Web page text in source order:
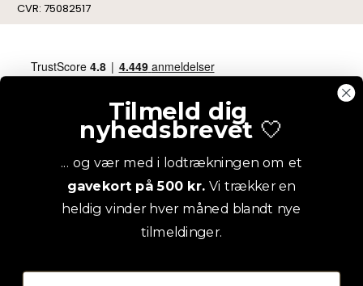
CVR: 75082517
Tilmeld dig
nyhedsbrevet 🤍
... og vær med i lodtrækningen om et
gavekort på 500 kr. Vi trækker en
heldig vinder hver måned blandt nye
tilmeldinger.
Email